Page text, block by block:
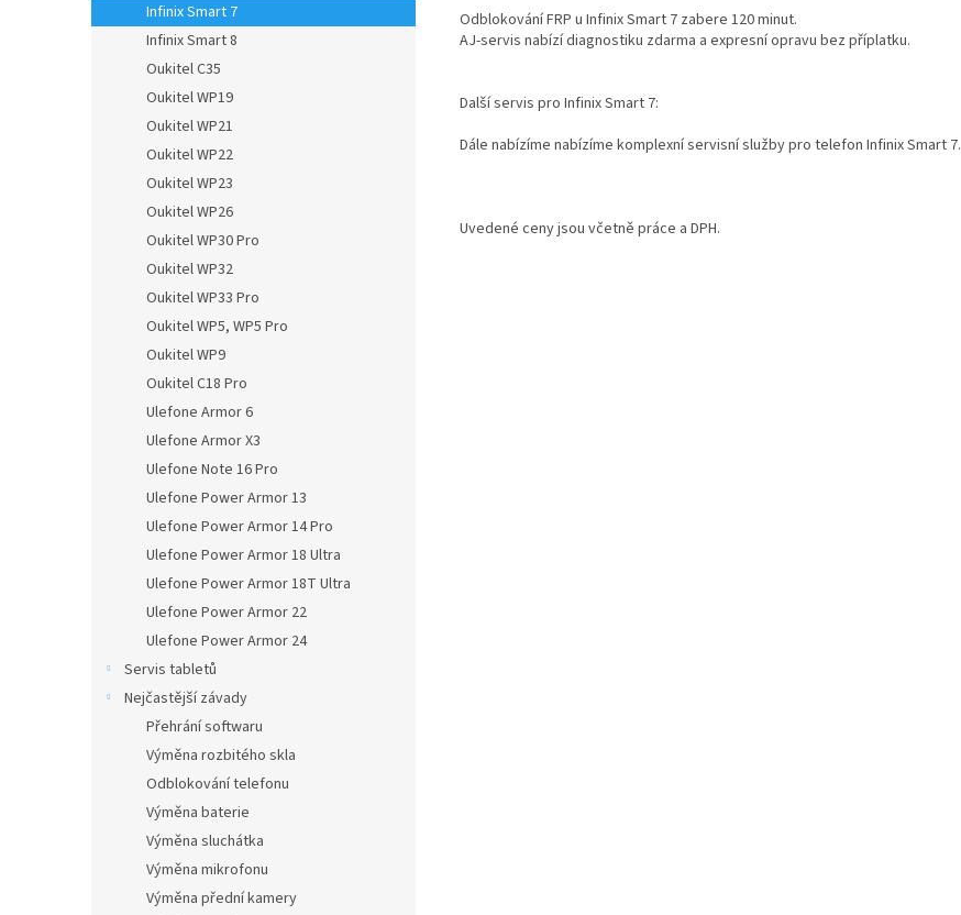
Infinix Smart 7
Infinix Smart 8
Oukitel C35
Oukitel WP19
Oukitel WP21
Oukitel WP22
Oukitel WP23
Oukitel WP26
Oukitel WP30 Pro
Oukitel WP32
Oukitel WP33 Pro
Oukitel WP5, WP5 Pro
Oukitel WP9
Oukitel C18 Pro
Ulefone Armor 6
Ulefone Armor X3
Ulefone Note 16 Pro
Ulefone Power Armor 13
Ulefone Power Armor 14 Pro
Ulefone Power Armor 18 Ultra
Ulefone Power Armor 18T Ultra
Ulefone Power Armor 22
Ulefone Power Armor 24
Servis tabletů
Nejčastější závady
Přehrání softwaru
Výměna rozbitého skla
Odblokování telefonu
Výměna baterie
Výměna sluchátka
Výměna mikrofonu
Výměna přední kamery
Odblokování FRP u Infinix Smart 7 zabere 120 minut.
AJ-servis nabízí diagnostiku zdarma a expresní opravu bez příplatku.
Další servis pro Infinix Smart 7:
Dále nabízíme nabízíme komplexní servisní služby pro telefon Infinix Smart 7.
Uvedené ceny jsou včetně práce a DPH.